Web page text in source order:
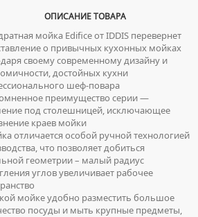
ОПИСАНИЕ ТОВАРА
мойка Edifice от IDDIS перевернет
о привычных кухонных мойках
своему современному дизайну и
достойных кухни
шеф-повара
преимущество серии —
под столешницей, исключающее
краев мойки
отличается особой ручной технологией
что позволяет добиться
геометрии – малый радиус
углов увеличивает рабочее
мойке удобно разместить большое
посуды и мыть крупные предметы,